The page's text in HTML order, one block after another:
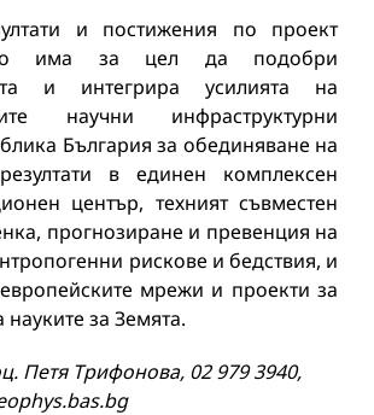
и постижения по проект
има за цел да подобри
и интегрира усилията на
научни инфраструктурни
България за обединяване на
в единен комплексен
център, техният съвместен
прогнозиране и превенция на
рискове и бедствия, и
мрежи и проекти за
науките за Земята.
Петя Трифонова, 02 979 3940,